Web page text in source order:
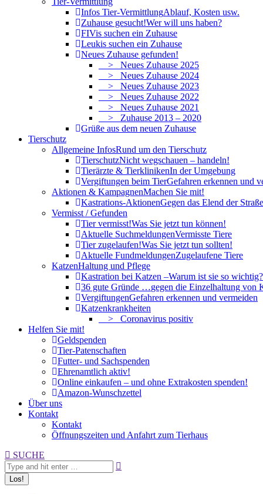
Infos Tier-VermittlungAblauf, Kosten usw.
Zuhause gesucht!Wer will uns haben?
FIVis suchen ein Zuhause
Leukis suchen ein Zuhause
Neues Zuhause gefunden!
> Neues Zuhause 2025
> Neues Zuhause 2024
> Neues Zuhause 2023
> Neues Zuhause 2022
> Neues Zuhause 2021
> Zuhause 2013 – 2020
Grüße aus dem neuen Zuhause
Tierschutz
Allgemeine InfosRund um den Tierschutz
TierschutzNicht wegschauen – handeln!
Tierärzte & TierklinikenIn der Umgebung
Vergiftungen beim TierGefahren erkennen und
Aktionen & KampagnenMachen Sie mit!
Kastrations-AktionenGegen das Elend der
Vermisst / Gefunden
Tier vermisst!Was Sie jetzt tun können!
Aktuelle SuchmeldungenVermisste Tiere
Tier zugelaufen!Was Sie jetzt tun sollten!
Aktuelle FundmeldungenZugelaufene Tiere
KatzenHaltung und Pflege
Kastration bei Katzen –Warum ist sie so wichtig?
36 gute Gründe …gegen die Einzelhaltung von
VergiftungenGefahren erkennen und vermeiden
Katzenkrankheiten
> Coronavirus positiv
Helfen Sie mit!
Geldspenden
Tier-Patenschaften
Futter- und Sachspenden
Ehrenamtlich aktiv!
Online einkaufen – und ohne Extrakosten spenden!
Amazon-Wunschzettel
Über uns
Kontakt
Kontakt
Öffnungszeiten und Anfahrt zum Tierhaus
Search:
SUCHE